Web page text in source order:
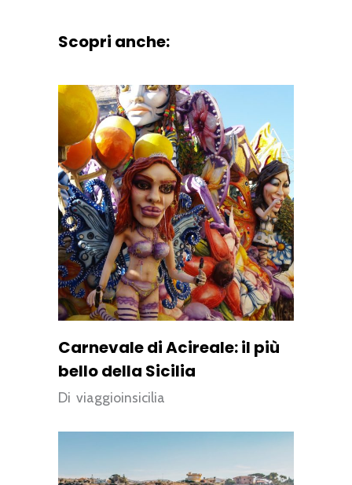
Scopri anche:
Carnevale di Acireale: il più
bello della Sicilia
Di viaggioinsicilia